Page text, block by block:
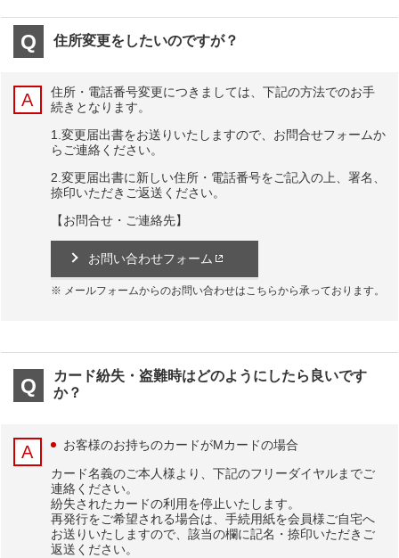
住所変更をしたいのですが？
住所・電話番号変更につきましては、下記の方法でのお手
続きとなります。
1.変更届出書をお送りいたしますので、お問合せフォームか
らご連絡ください。
2.変更届出書に新しい住所・電話番号をご記入の上、署名、
捺印いただきご返送ください。
【お問合せ・ご連絡先】
お問い合わせフォーム
メールフォームからのお問い合わせはこちらから承っております。
カード紛失・盗難時はどのようにしたら良いです
か？
お客様のお持ちのカードがMカードの場合
カード名義のご本人様より、下記のフリーダイヤルまでご
連絡ください。
紛失されたカードの利用を停止いたします。
再発行をご希望される場合は、手続用紙を会員様ご自宅へ
お送りいたしますので、該当の欄に記名・捺印いただきご
返送ください。